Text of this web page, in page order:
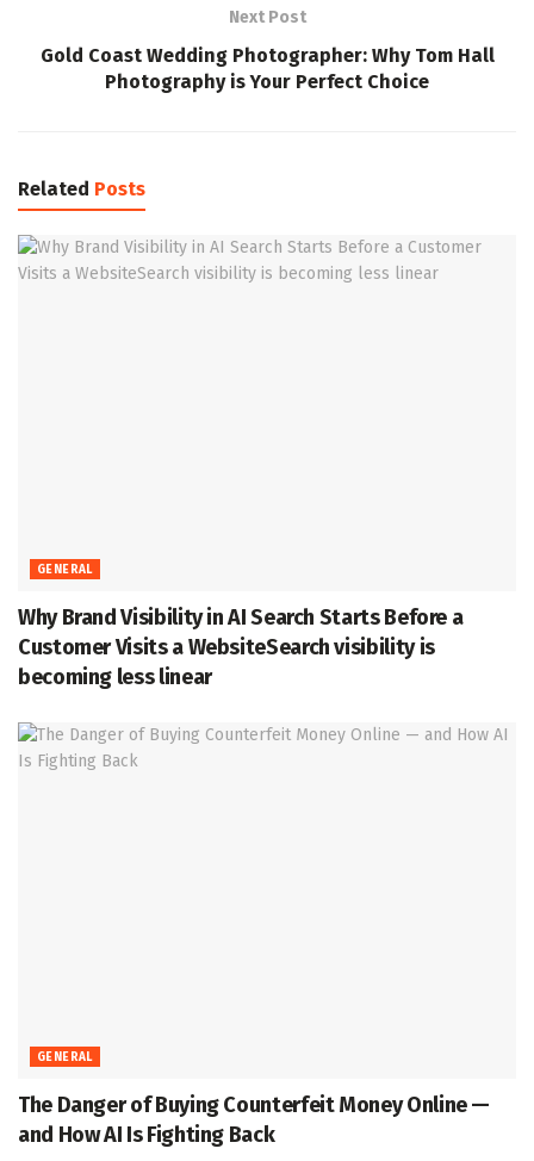
Next Post
Gold Coast Wedding Photographer: Why Tom Hall
Photography is Your Perfect Choice
Related Posts
GENERAL
Why Brand Visibility in AI Search Starts Before a
Customer Visits a WebsiteSearch visibility is
becoming less linear
GENERAL
The Danger of Buying Counterfeit Money Online —
and How AI Is Fighting Back